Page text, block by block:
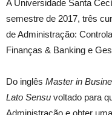
A Universidade Santa
semestre de 2017, três
de Administração:
Finanças & Banking e
Do inglês Master in
Lato Sensu voltado para
Administração e obter